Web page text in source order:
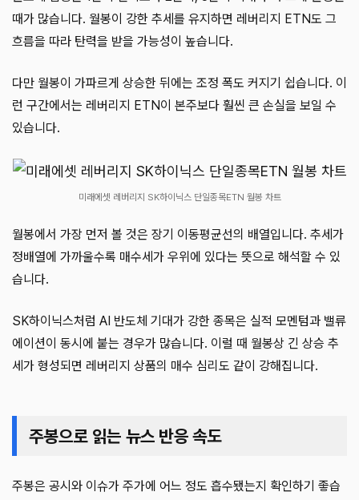
때가 많습니다. 월봉이 강한 추세를 유지하면 레버리지 ETN도 그
흐름을 따라 탄력을 받을 가능성이 높습니다.
다만 월봉이 가파르게 상승한 뒤에는 조정 폭도 커지기 쉽습니다. 이
런 구간에서는 레버리지 ETN이 본주보다 훨씬 큰 손실을 보일 수
있습니다.
미래에셋 레버리지 SK하이닉스 단일종목ETN 월봉 차트
월봉에서 가장 먼저 볼 것은 장기 이동평균선의 배열입니다. 추세가
정배열에 가까울수록 매수세가 우위에 있다는 뜻으로 해석할 수 있
습니다.
SK하이닉스처럼 AI 반도체 기대가 강한 종목은 실적 모멘텀과 밸류
에이션이 동시에 붙는 경우가 많습니다. 이럴 때 월봉상 긴 상승 추
세가 형성되면 레버리지 상품의 매수 심리도 같이 강해집니다.
주봉으로 읽는 뉴스 반응 속도
주봉은 공시와 이슈가 주가에 어느 정도 흡수됐는지 확인하기 좋습